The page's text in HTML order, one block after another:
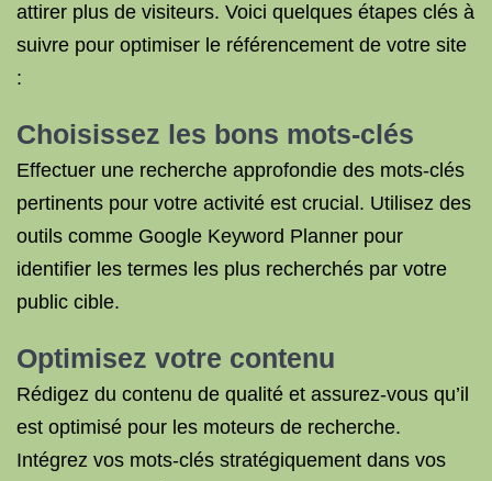
attirer plus de visiteurs. Voici quelques étapes clés à
suivre pour optimiser le référencement de votre site
:
Choisissez les bons mots-clés
Effectuer une recherche approfondie des mots-clés
pertinents pour votre activité est crucial. Utilisez des
outils comme Google Keyword Planner pour
identifier les termes les plus recherchés par votre
public cible.
Optimisez votre contenu
Rédigez du contenu de qualité et assurez-vous qu’il
est optimisé pour les moteurs de recherche.
Intégrez vos mots-clés stratégiquement dans vos